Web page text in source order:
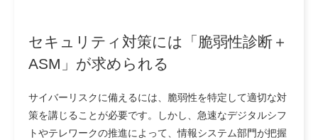
セキュリティ対策には「脆弱性診断＋
ASM」が求められる
サイバーリスクに備えるには、脆弱性を特定して適切な対
策を講じることが必要です。しかし、急速なデジタルシフ
トやテレワークの推進によって、情報システム部門が把握